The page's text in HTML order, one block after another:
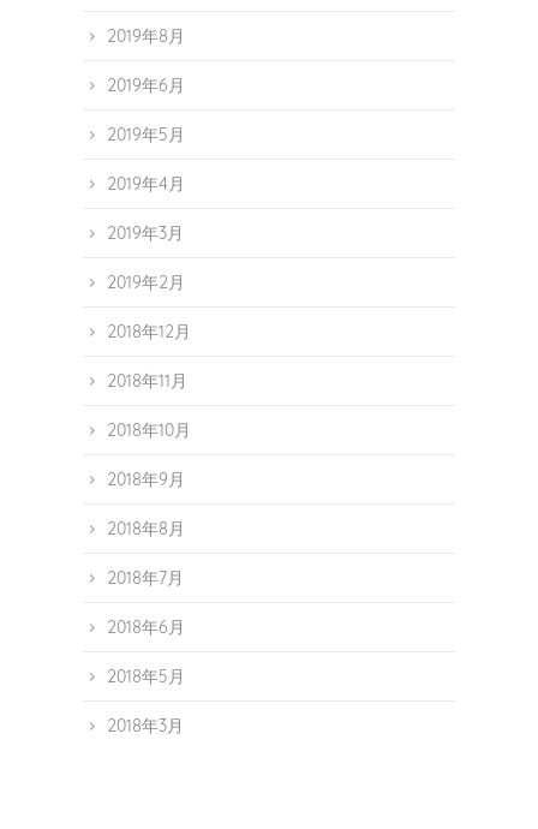
2019年8月
2019年6月
2019年5月
2019年4月
2019年3月
2019年2月
2018年12月
2018年11月
2018年10月
2018年9月
2018年8月
2018年7月
2018年6月
2018年5月
2018年3月